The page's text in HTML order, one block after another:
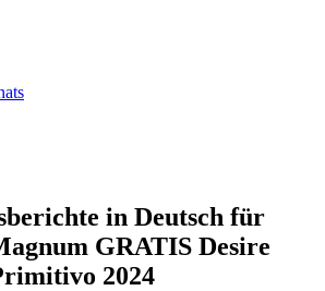
in Deutsch für
GRATIS Desire
2024